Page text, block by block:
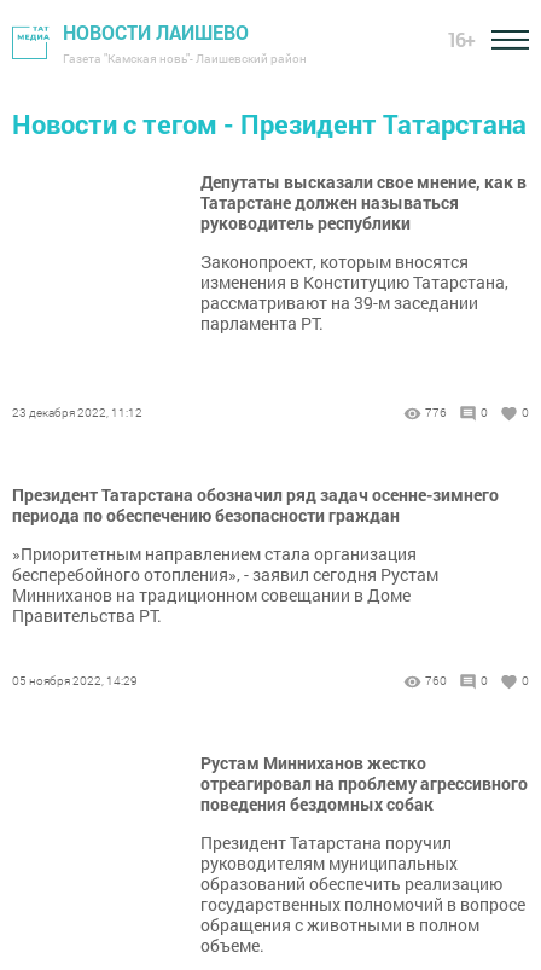
НОВОСТИ ЛАИШЕВО
Газета "Камская новь"- Лаишевский район
16+
Новости с тегом - Президент Татарстана
Депутаты высказали свое мнение, как в
Татарстане должен называться
руководитель республики
Законопроект, которым вносятся
изменения в Конституцию Татарстана,
рассматривают на 39-м заседании
парламента РТ.
23 декабря 2022, 11:12 776 0 0
​​​​​​​Президент Татарстана обозначил ряд задач осенне-зимнего
периода по обеспечению безопасности граждан
​​​​​​​»Приоритетным направлением стала организация
бесперебойного отопления», - заявил сегодня Рустам
Минниханов на традиционном совещании в Доме
Правительства РТ.
05 ноября 2022, 14:29 760 0 0
​​​​​​​Рустам Минниханов жестко
отреагировал на проблему агрессивного
поведения бездомных собак
Президент Татарстана поручил
руководителям муниципальных
образований обеспечить реализацию
государственных полномочий в вопросе
обращения с животными в полном
объеме.